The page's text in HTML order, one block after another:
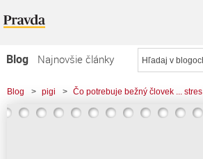
Blog
Najnovšie články
Najčítanejšie články
Najkomentovanejšie články
Blog > pigi > Čo potrebuje bežný človek ... stres